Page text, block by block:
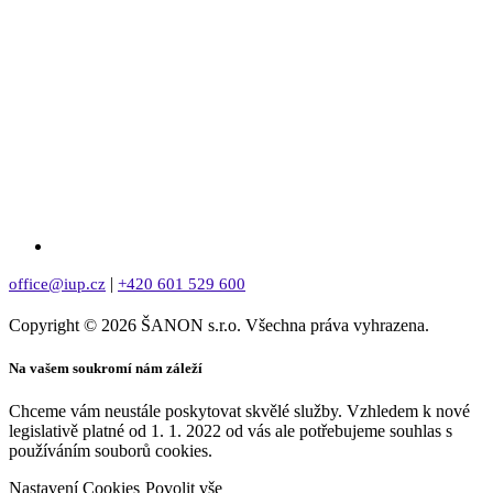
office@iup.cz | +420 601 529 600
Copyright © 2026 ŠANON s.r.o. Všechna práva vyhrazena.
Na vašem soukromí nám záleží
Chceme vám neustále poskytovat skvělé služby. Vzhledem k nové
legislativě platné od 1. 1. 2022 od vás ale potřebujeme souhlas s
používáním souborů cookies.
Nastavení Cookies Povolit vše